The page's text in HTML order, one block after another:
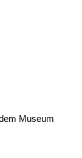
Museum